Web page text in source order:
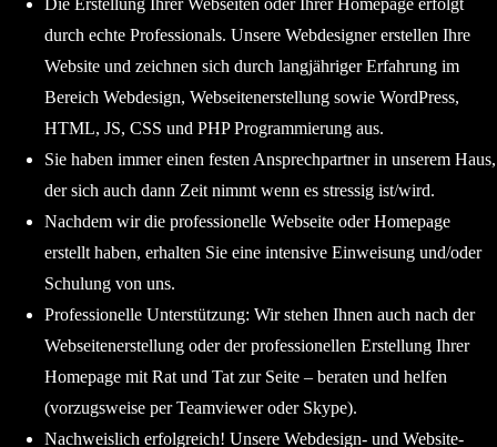
durch echte Professionals. Unsere Webdesigner erstellen Ihre
Website und zeichnen sich durch langjähriger Erfahrung im
Bereich Webdesign, Webseitenerstellung sowie WordPress,
HTML, JS, CSS und PHP Programmierung aus.
Sie haben immer einen festen Ansprechpartner in unserem Haus,
der sich auch dann Zeit nimmt wenn es stressig ist/wird.
Nachdem wir die professionelle Webseite oder Homepage
erstellt haben, erhalten Sie eine intensive Einweisung und/oder
Schulung von uns.
Professionelle Unterstützung: Wir stehen Ihnen auch nach der
Webseitenerstellung oder der professionellen Erstellung Ihrer
Homepage mit Rat und Tat zur Seite – beraten und helfen
(vorzugsweise per Teamviewer oder Skype).
Nachweislich erfolgreich! Unsere Webdesign- und Website-